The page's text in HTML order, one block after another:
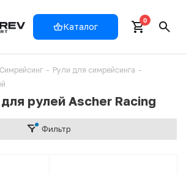
Каталог
0
Симрейсинг - Рули для симрейсинга -
рулей Ascher Racing
Фильтр